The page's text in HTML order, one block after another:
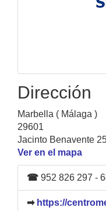
Dirección
Marbella ( Málaga )
29601
Jacinto Benavente
Ver en el mapa
☎ 952 826 297 -
➡ https://